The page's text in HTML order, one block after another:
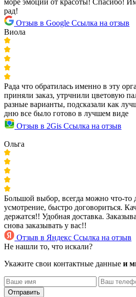
море эмоций от красоты! Спасибо!
рад!
Отзыв в Google Ссылка на отзыв
Виола
Рада что обратилась именно в эту
приняли заказ, утрчнили цветовую
разные варианты, подсказали как
дню все было готово в лучшем виде
Отзыв в 2Gis Ссылка на отзыв
Ольга
Большой выбор, всегда можно что-то
усмотрение, быстро договориться.
держатся!! Удобная доставка.
снова заказывать у вас!!
Отзыв в Яндекс Ссылка на отзыв
Не нашли то, что искали?
Укажите свои контактные данные и
Отправить